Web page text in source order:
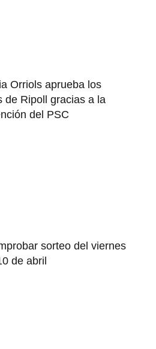
Orriols aprueba los
de Ripoll gracias a la
del PSC
sorteo del viernes
de abril